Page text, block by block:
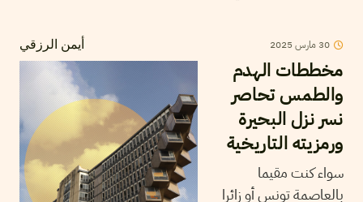
أيمن الرزقي 30 مارس 2025
مخططات الهدم
والطمس تحاصر
نسر نزل البحيرة
ورمزيته التاريخية
سواء كنت مقيما
بالعاصمة تونس أو زائرا